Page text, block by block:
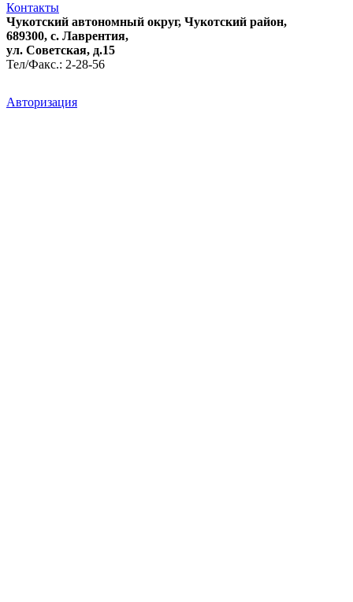
Контакты
Чукотский автономный округ, Чукотский район,
689300, с. Лаврентия,
ул. Советская, д.15
Тел/Факс.: 2-28-56
Авторизация